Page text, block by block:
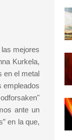
mejores
Kurkela,
en el metal
empleados
ante un
en la que,